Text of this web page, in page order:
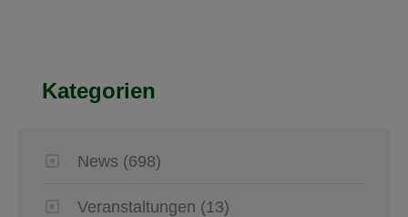
Kategorien
News (698)
Veranstaltungen (13)